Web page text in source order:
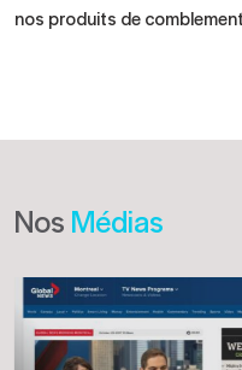
nos produits de
Nos Médias